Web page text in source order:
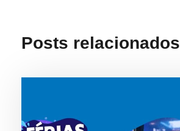
Posts relacionados